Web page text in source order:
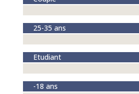
25-35 ans
Etudiant
-18 ans